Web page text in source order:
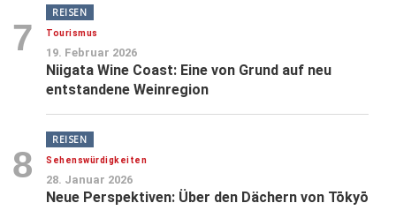
7
REISEN
Tourismus
19. Februar 2026
Niigata Wine Coast: Eine von Grund auf neu
entstandene Weinregion
8
REISEN
Sehenswürdigkeiten
28. Januar 2026
Neue Perspektiven: Über den Dächern von Tōkyō